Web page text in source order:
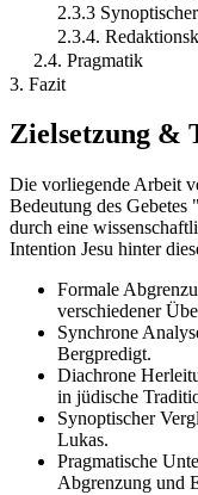
2.3.3
2.3.4.
2.4. Pragmatik
3. Fazit
Zielsetzung &
Die vorliegende Arbeit
Bedeutung des
durch eine
Intention Jesu hinter
Formale
verschiedener
Synchrone
Bergpredigt.
Diachrone
in jüdische
Synoptischer
Lukas.
Pragmatische
Abgrenzung und